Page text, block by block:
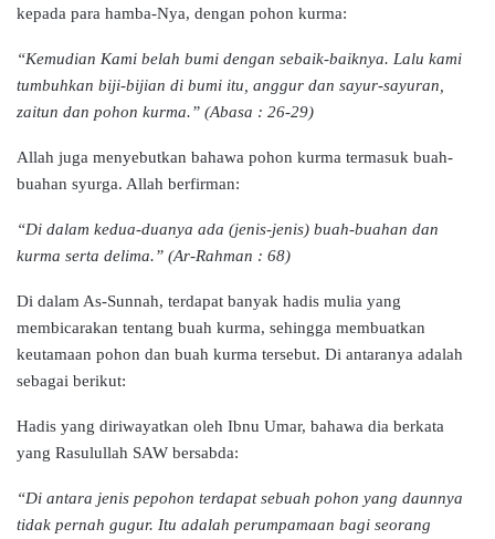
kepada para hamba-Nya, dengan pohon kurma:
“Kemudian Kami belah bumi dengan sebaik-baiknya. Lalu kami
tumbuhkan biji-bijian di bumi itu, anggur dan sayur-sayuran,
zaitun dan pohon kurma.” (Abasa : 26-29)
Allah juga menyebutkan bahawa pohon kurma termasuk buah-
buahan syurga. Allah berfirman:
“Di dalam kedua-duanya ada (jenis-jenis) buah-buahan dan
kurma serta delima.” (Ar-Rahman : 68)
Di dalam As-Sunnah, terdapat banyak hadis mulia yang
membicarakan tentang buah kurma, sehingga membuatkan
keutamaan pohon dan buah kurma tersebut. Di antaranya adalah
sebagai berikut:
Hadis yang diriwayatkan oleh Ibnu Umar, bahawa dia berkata
yang Rasulullah SAW bersabda:
“Di antara jenis pepohon terdapat sebuah pohon yang daunnya
tidak pernah gugur. Itu adalah perumpamaan bagi seorang